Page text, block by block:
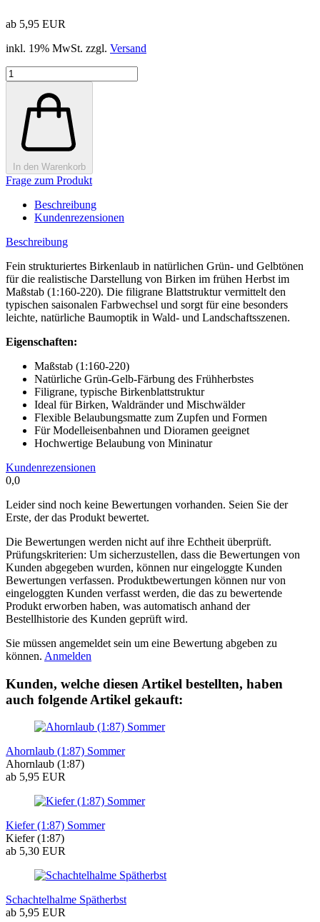
ab 5,95 EUR
inkl. 19% MwSt. zzgl. Versand
In den Warenkorb
Frage zum Produkt
Beschreibung
Kundenrezensionen
Beschreibung
Fein strukturiertes Birkenlaub in natürlichen Grün- und Gelbtönen
für die realistische Darstellung von Birken im frühen Herbst im
Maßstab (1:160-220). Die filigrane Blattstruktur vermittelt den
typischen saisonalen Farbwechsel und sorgt für eine besonders
leichte, natürliche Baumoptik in Wald- und Landschaftsszenen.
Eigenschaften:
Maßstab (1:160-220)
Natürliche Grün-Gelb-Färbung des Frühherbstes
Filigrane, typische Birkenblattstruktur
Ideal für Birken, Waldränder und Mischwälder
Flexible Belaubungsmatte zum Zupfen und Formen
Für Modelleisenbahnen und Dioramen geeignet
Hochwertige Belaubung von Mininatur
Kundenrezensionen
0,0
Leider sind noch keine Bewertungen vorhanden. Seien Sie der
Erste, der das Produkt bewertet.
Die Bewertungen werden nicht auf ihre Echtheit überprüft.
Prüfungskriterien: Um sicherzustellen, dass die Bewertungen von
Kunden abgegeben wurden, können nur eingeloggte Kunden
Bewertungen verfassen. Produktbewertungen können nur von
eingeloggten Kunden verfasst werden, die das zu bewertende
Produkt erworben haben, was automatisch anhand der
Bestellhistorie des Kunden geprüft wird.
Sie müssen angemeldet sein um eine Bewertung abgeben zu
können. Anmelden
Kunden, welche diesen Artikel bestellten, haben
auch folgende Artikel gekauft:
Ahornlaub (1:87) Sommer
Ahornlaub (1:87)
ab 5,95 EUR
Kiefer (1:87) Sommer
Kiefer (1:87)
ab 5,30 EUR
Schachtelhalme Spätherbst
ab 5,95 EUR